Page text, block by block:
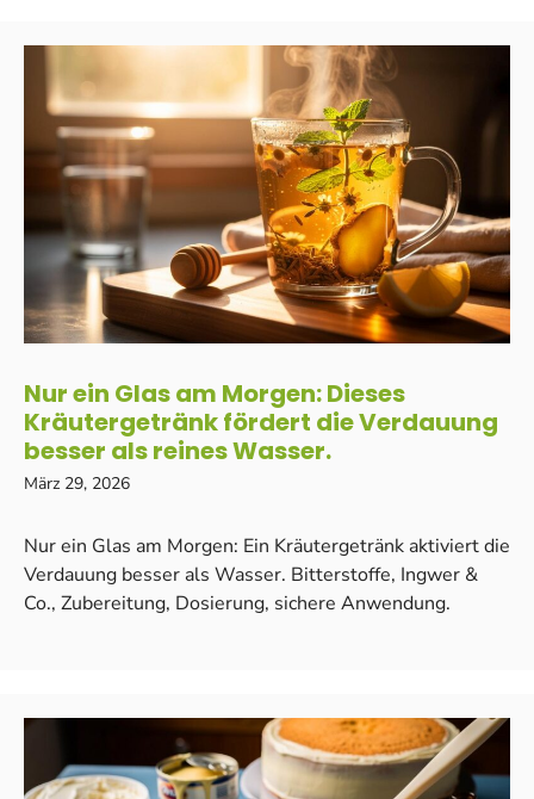
Nur ein Glas am Morgen: Dieses
Kräutergetränk fördert die Verdauung
besser als reines Wasser.
März 29, 2026
Nur ein Glas am Morgen: Ein Kräutergetränk aktiviert die
Verdauung besser als Wasser. Bitterstoffe, Ingwer &
Co., Zubereitung, Dosierung, sichere Anwendung.